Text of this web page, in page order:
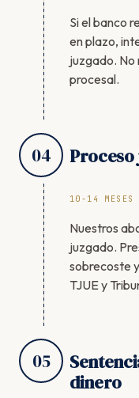
Si el banco
en plazo,
juzgado. No
procesal.
04
10-14 MESES
Nuestros
juzgado.
sobrecoste
TJUE y
05
dinero